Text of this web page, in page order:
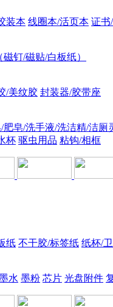
装本 线圈本/活页本 证书
钉/磁贴/白板纸）
/美纹胶 封装器/胶带座
皂/洗手液/洗洁精/洁厕
杯 驱虫用品 粘钩/相框
纸 不干胶/标签纸 纸杯/
水 墨粉 芯片 光盘附件